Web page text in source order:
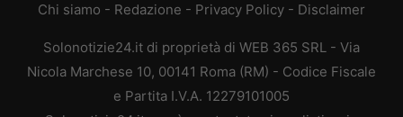
Chi siamo - Redazione - Privacy Policy - Disclaimer
Solonotizie24.it di proprietà di WEB 365 SRL - Via
Nicola Marchese 10, 00141 Roma (RM) - Codice Fiscale
e Partita I.V.A. 12279101005